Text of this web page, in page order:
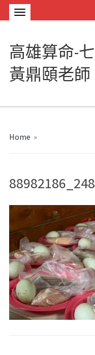
高雄算命-
黃鼎頤老師
Home »